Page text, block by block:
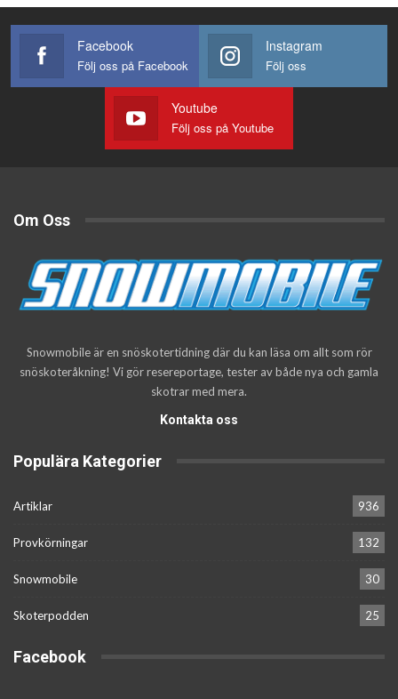
Facebook
Följ oss på Facebook
Instagram
Följ oss
Youtube
Följ oss på Youtube
Om Oss
Snowmobile är en snöskotertidning där du kan läsa om allt som rör
snöskoteråkning! Vi gör resereportage, tester av både nya och gamla
skotrar med mera.
Kontakta oss
Populära Kategorier
Artiklar 936
Provkörningar 132
Snowmobile 30
Skoterpodden 25
Facebook